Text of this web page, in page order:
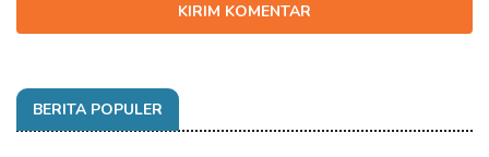
KIRIM KOMENTAR
BERITA POPULER